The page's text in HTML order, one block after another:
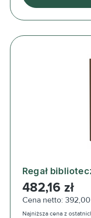
Regał
Cena regularna:
482,16 zł
Cena netto: 392,00
Najniższa cena z